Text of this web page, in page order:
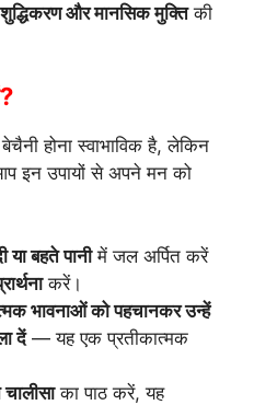
शुद्धिकरण और मानसिक मुक्तिकी
होना स्वाभाविक है, लेकिन
इन उपायों से अपने मन को
या बहते पानीमें जल अर्पित करें
करें।
भावनाओं को पहचानकर उन्हें
दें— यह एक प्रतीकात्मक
का पाठ करें, यह